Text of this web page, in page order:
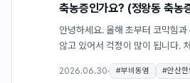
축농증인가요? (정왕동 축농
안녕하세요. 올해 초부터 코막힘
않고 있어서 걱정이 많이 됩니다.
알았는데 이제 5개월 가까이 비슷
코 안이 꽉 막힌 느낌에 이마랑 광
2026.06.30 #부비동염 #안산한